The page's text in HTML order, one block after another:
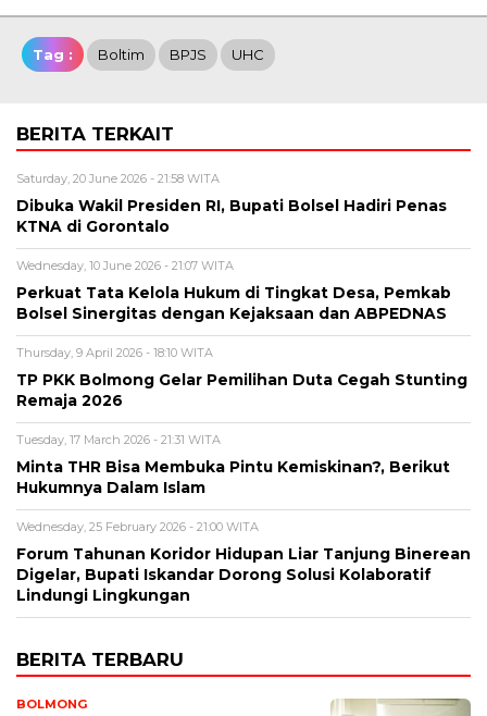
Tag : Boltim BPJS UHC
BERITA TERKAIT
Saturday, 20 June 2026 - 21:58 WITA
Dibuka Wakil Presiden RI, Bupati Bolsel Hadiri Penas
KTNA di Gorontalo
Wednesday, 10 June 2026 - 21:07 WITA
Perkuat Tata Kelola Hukum di Tingkat Desa, Pemkab
Bolsel Sinergitas dengan Kejaksaan dan ABPEDNAS
Thursday, 9 April 2026 - 18:10 WITA
TP PKK Bolmong Gelar Pemilihan Duta Cegah Stunting
Remaja 2026
Tuesday, 17 March 2026 - 21:31 WITA
Minta THR Bisa Membuka Pintu Kemiskinan?, Berikut
Hukumnya Dalam Islam
Wednesday, 25 February 2026 - 21:00 WITA
Forum Tahunan Koridor Hidupan Liar Tanjung Binerean
Digelar, Bupati Iskandar Dorong Solusi Kolaboratif
Lindungi Lingkungan
BERITA TERBARU
BOLMONG